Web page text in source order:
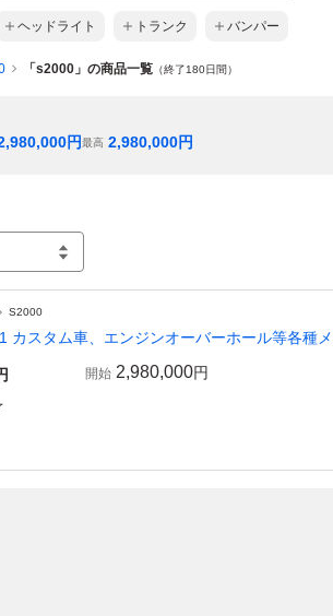
ヘッドライト トランク バンパー
「s2000」の商品一覧 （終了180日間）
円最高 2,980,000円
S2000
カスタム車、エンジンオーバーホール等各種
開始 2,980,000円